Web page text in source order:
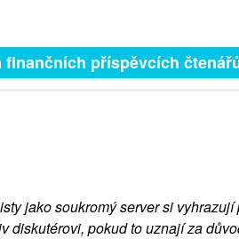
příspěvcích čtenářů.
jako soukromý server si
diskutérovi, pokud to uznají za